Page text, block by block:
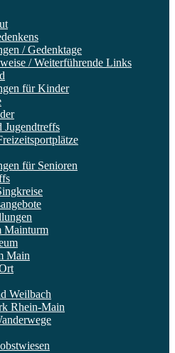
/ Gedenktage
/ Weiterführende Links
für Kinder
Jugendtreffs
für Senioren
Mainturm
Main
Weilbach
Rhein-Main